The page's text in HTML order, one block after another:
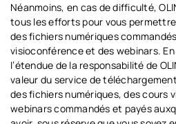
Néanmoins, en cas de difficulté,
tous les efforts pour vous
des fichiers numériques
visioconférence et des webinars.
l’étendue de la responsabilité de
valeur du service de
des fichiers numériques, des cours
webinars commandés et payés